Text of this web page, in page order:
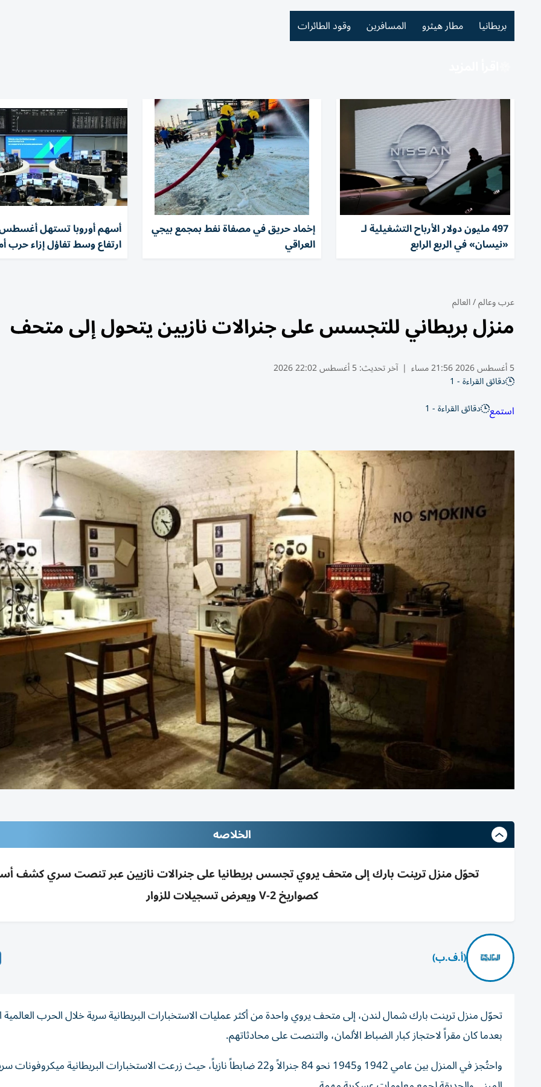
بريطانيا مطار هيثرو المسافرين وقود الطائرات
497 مليون دولار الأرباح التشغيلية لـ
«نيسان» في الربع الرابع
إخماد حريق في مصفاة نفط بمجمع بيجي
العراقي
أسهم أوروبا تستهل
ارتفاع وسط تفاؤل إزاء حرب
عرب وعالم/العالم
منزل بريطاني للتجسس على جنرالات نازيين يتحول إلى متحف
5 أغسطس 2026 21:56 مساء | آخر تحديث:5 أغسطس 22:02 2026
دقائق القراءة - 1
استمع دقائق القراءة - 1
الخلاصه
تحوّل منزل ترينت بارك إلى متحف يروي تجسس بريطانيا على جنرالات نازيين عبر تنصت سري كشف
كصواريخ V-2 ويعرض تسجيلات للزوار
(أ.ف.ب)
تحوّل منزل ترينت بارك شمال لندن، إلى متحف يروي واحدة من أكثر عمليات الاستخبارات البريطانية سرية خلال الحرب العالمية
بعدما كان مقراً لاحتجاز كبار الضباط الألمان، والتنصت على محادثاتهم.
واحتُجز في المنزل بين عامي 1942 و1945 نحو 84 جنرالاً و22 ضابطاً نازياً، حيث زرعت الاستخبارات البريطانية